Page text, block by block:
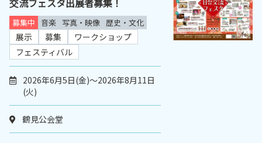
交流フェスタ出展者募集！
募集中 音楽 写真・映像 歴史・文化
展示 募集
ワークショップ
フェスティバル
2026年6月5日(金)～2026年8月11日
(火)
鶴見公会堂